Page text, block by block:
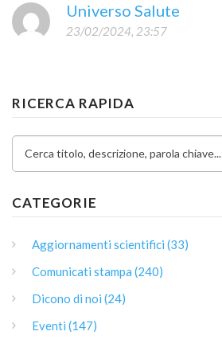
Universo Salute
23/02/2024, 23:57
RICERCA RAPIDA
Cerca titolo, descrizione, parola chiave...
CATEGORIE
Aggiornamenti scientifici (33)
Comunicati stampa (240)
Dicono di noi (24)
Eventi (147)